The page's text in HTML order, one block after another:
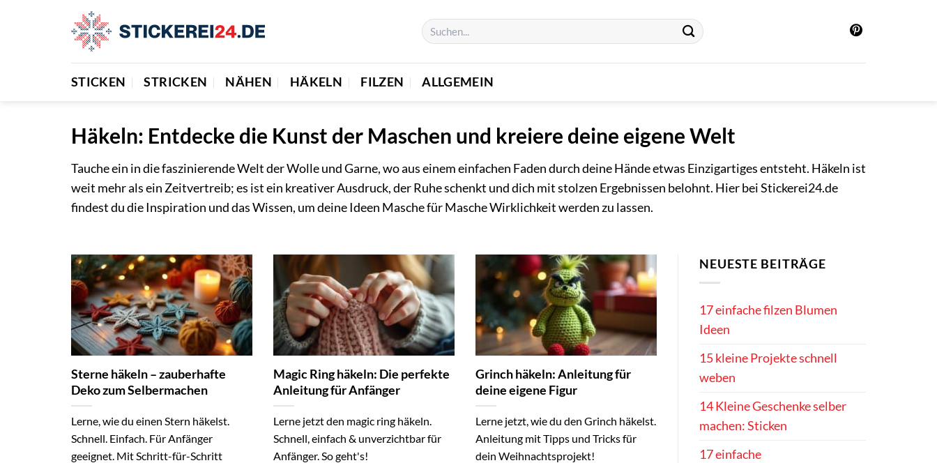
STICKEN STRICKEN NÄHEN HÄKELN FILZEN ALLGEMEIN
Häkeln: Entdecke die Kunst der Maschen und kreiere deine eigene Welt
Tauche ein in die faszinierende Welt der Wolle und Garne, wo aus einem einfachen Faden durch deine Hände etwas Einzigartiges entsteht. Häkeln ist
weit mehr als ein Zeitvertreib; es ist ein kreativer Ausdruck, der Ruhe schenkt und dich mit stolzen Ergebnissen belohnt. Hier bei Stickerei24.de
findest du die Inspiration und das Wissen, um deine Ideen Masche für Masche Wirklichkeit werden zu lassen.
Sterne häkeln – zauberhafte
Deko zum Selbermachen
Lerne, wie du einen Stern häkelst.
Schnell. Einfach. Für Anfänger
geeignet. Mit Schritt-für-Schritt
Magic Ring häkeln: Die perfekte
Anleitung für Anfänger
Lerne jetzt den magic ring häkeln.
Schnell, einfach & unverzichtbar für
Anfänger. So geht's!
Grinch häkeln: Anleitung für
deine eigene Figur
Lerne jetzt, wie du den Grinch häkelst.
Anleitung mit Tipps und Tricks für
dein Weihnachtsprojekt!
NEUESTE BEITRÄGE
17 einfache filzen Blumen
Ideen
15 kleine Projekte schnell
weben
14 Kleine Geschenke selber
machen: Sticken
17 einfache